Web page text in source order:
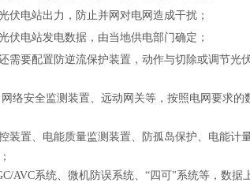
伏电站出力，防止并网对电网造成干扰；
伏电站发电数据 ，由当地供电部门确定 ；
需要配置防逆流保护装置，动作与切除或调节光
络安全监测装置、远动网关等，按照电网要求的
装置、电能质量监测装置、防孤岛保护、电能计
AVC系统、微机防误系统、“四可"系统等，数据